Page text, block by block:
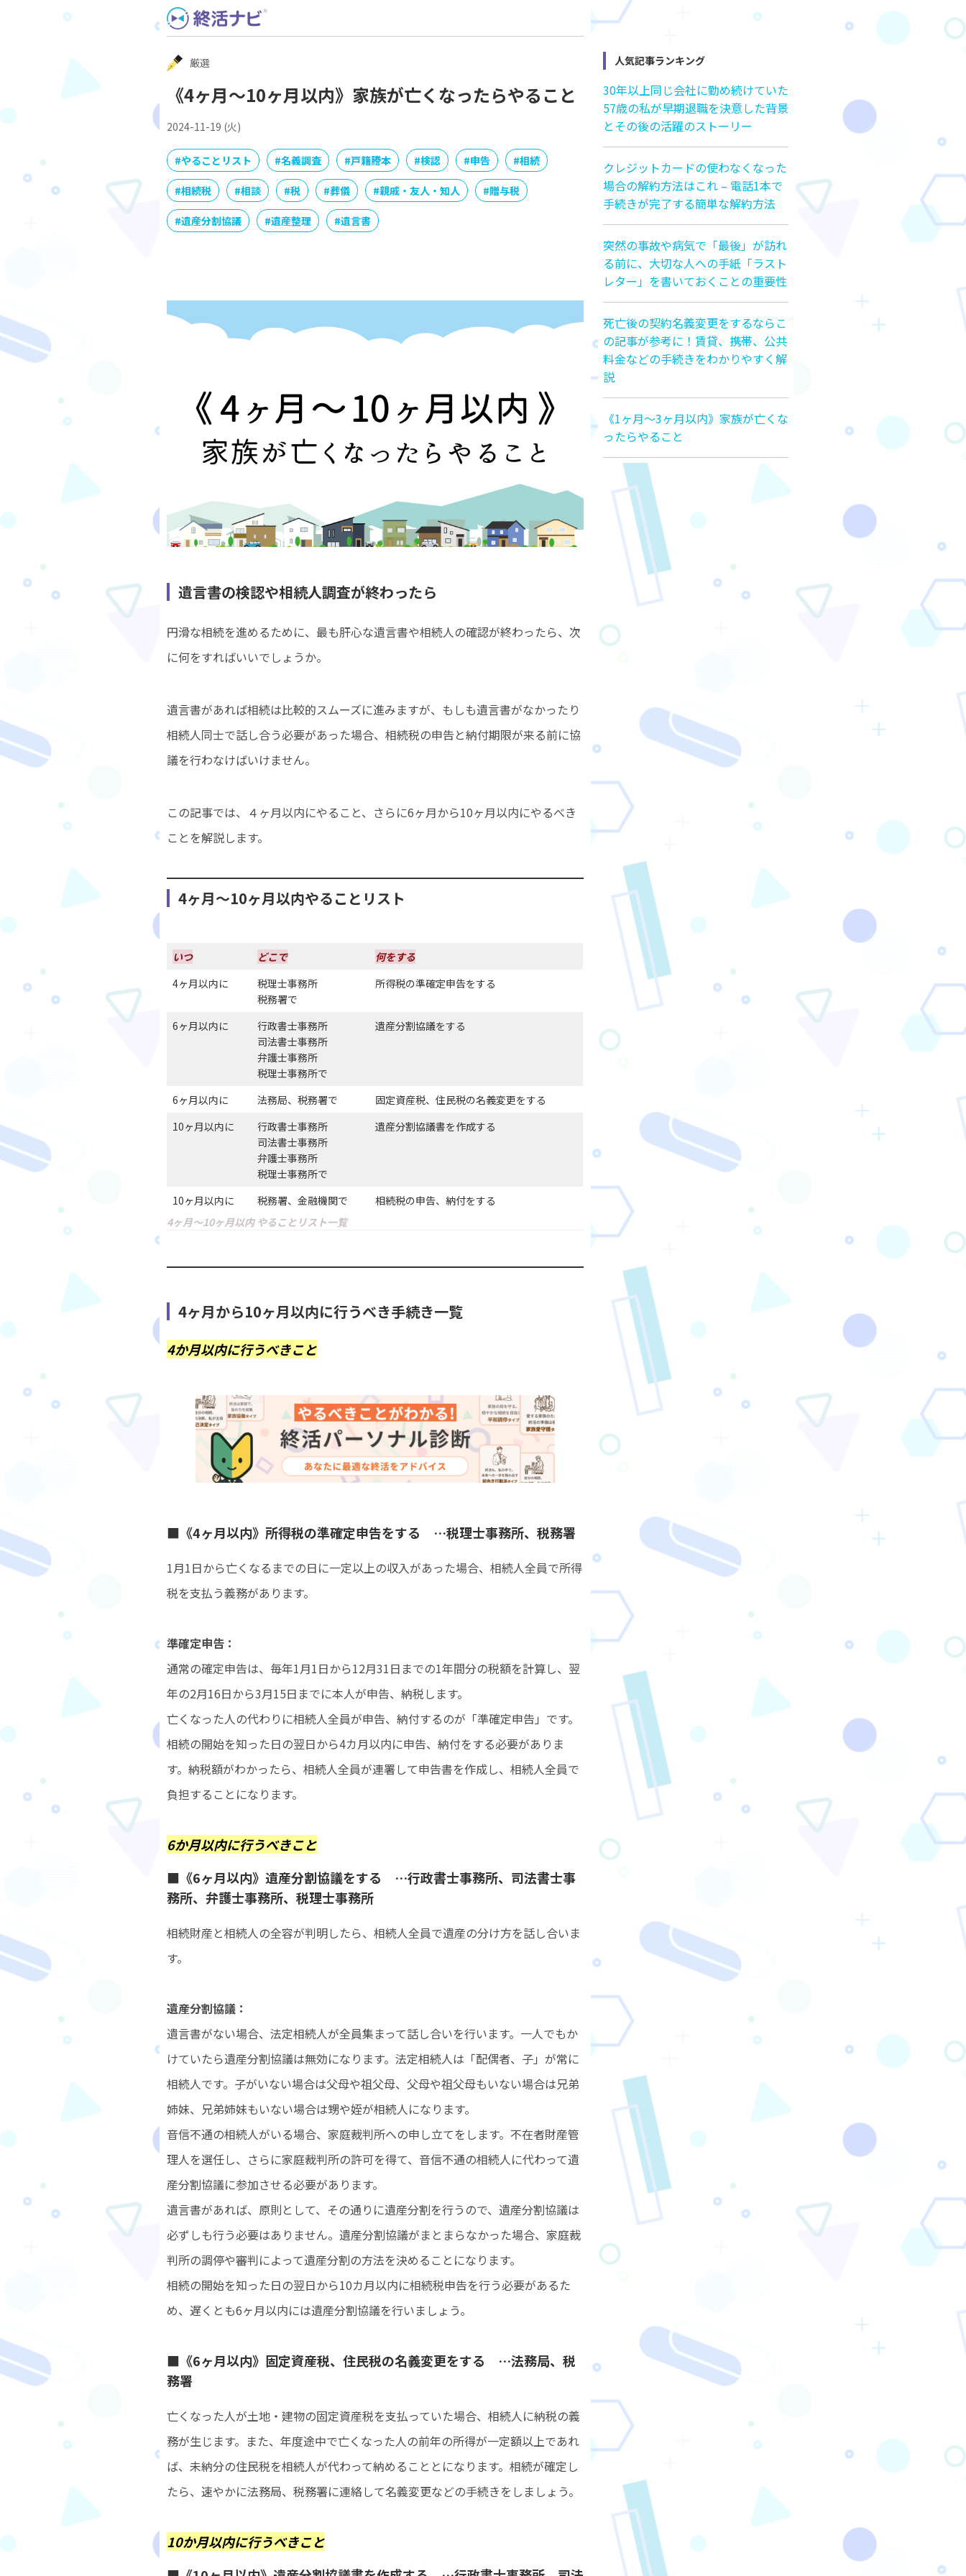
Skip
to
content
厳選
《4ヶ月〜10ヶ月以内》家族が亡くなったらやること
2024-11-19 (火)
#やることリスト #名義調査 #戸籍謄本 #検認 #申告 #相続
#相続税 #相談 #税 #葬儀 #親戚・友人・知人 #贈与税
#遺産分割協議 #遺産整理 #遺言書
遺言書の検認や相続人調査が終わったら
円滑な相続を進めるために、最も肝心な遺言書や相続人の確認が終わったら、次
に何をすればいいでしょうか。
遺言書があれば相続は比較的スムーズに進みますが、もしも遺言書がなかったり
相続人同士で話し合う必要があった場合、相続税の申告と納付期限が来る前に協
議を行わなけばいけません。
この記事では、４ヶ月以内にやること、さらに6ヶ月から10ヶ月以内にやるべき
ことを解説します。
4ヶ月〜10ヶ月以内やることリスト
いつ どこで
何をする
4ヶ月以内に
税理士事務所
税務署で
所得税の準確定申告をする
6ヶ月以内に
行政書士事務所
司法書士事務所
弁護士事務所
税理士事務所で
遺産分割協議をする
6ヶ月以内に 法務局、税務署で
固定資産税、住民税の名義変更をする
10ヶ月以内に
行政書士事務所
司法書士事務所
弁護士事務所
税理士事務所で
遺産分割協議書を作成する
10ヶ月以内に 税務署、金融機関で
相続税の申告、納付をする
4ヶ月〜10ヶ月以内 やることリスト一覧
4ヶ月から10ヶ月以内に行うべき手続き一覧
4か月以内に行うべきこと
■《4ヶ月以内》所得税の準確定申告をする …税理士事務所、税務署
1月1日から亡くなるまでの日に一定以上の収入があった場合、相続人全員で所得
税を支払う義務があります。
準確定申告：
通常の確定申告は、毎年1月1日から12月31日までの1年間分の税額を計算し、翌
年の2月16日から3月15日までに本人が申告、納税します。
亡くなった人の代わりに相続人全員が申告、納付するのが「準確定申告」です。
相続の開始を知った日の翌日から4カ月以内に申告、納付をする必要がありま
す。納税額がわかったら、相続人全員が連署して申告書を作成し、相続人全員で
負担することになります。
6か月以内に行うべきこと
■《6ヶ月以内》遺産分割協議をする …行政書士事務所、司法書士事
務所、弁護士事務所、税理士事務所
相続財産と相続人の全容が判明したら、相続人全員で遺産の分け方を話し合いま
す。
遺産分割協議：
遺言書がない場合、法定相続人が全員集まって話し合いを行います。一人でもか
けていたら遺産分割協議は無効になります。法定相続人は「配偶者、子」が常に
相続人です。子がいない場合は父母や祖父母、父母や祖父母もいない場合は兄弟
姉妹、兄弟姉妹もいない場合は甥や姪が相続人になります。
音信不通の相続人がいる場合、家庭裁判所への申し立てをします。不在者財産管
理人を選任し、さらに家庭裁判所の許可を得て、音信不通の相続人に代わって遺
産分割協議に参加させる必要があります。
遺言書があれば、原則として、その通りに遺産分割を行うので、遺産分割協議は
必ずしも行う必要はありません。遺産分割協議がまとまらなかった場合、家庭裁
判所の調停や審判によって遺産分割の方法を決めることになります。
相続の開始を知った日の翌日から10カ月以内に相続税申告を行う必要があるた
め、遅くとも6ヶ月以内には遺産分割協議を行いましょう。
■《6ヶ月以内》固定資産税、住民税の名義変更をする …法務局、税
務署
亡くなった人が土地・建物の固定資産税を支払っていた場合、相続人に納税の義
務が生じます。また、年度途中で亡くなった人の前年の所得が一定額以上であれ
ば、未納分の住民税を相続人が代わって納めることとになります。相続が確定し
たら、速やかに法務局、税務署に連絡して名義変更などの手続きをしましょう。
10か月以内に行うべきこと
人気記事ランキング
30年以上同じ会社に勤め続けていた
57歳の私が早期退職を決意した背景
とその後の活躍のストーリー
クレジットカードの使わなくなった
場合の解約方法はこれ – 電話1本で
手続きが完了する簡単な解約方法
突然の事故や病気で「最後」が訪れ
る前に、大切な人への手紙「ラスト
レター」を書いておくことの重要性
死亡後の契約名義変更をするならこ
の記事が参考に！賃貸、携帯、公共
料金などの手続きをわかりやすく解
説
《1ヶ月〜3ヶ月以内》家族が亡くな
ったらやること